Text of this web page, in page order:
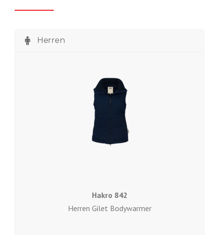
Herren
Hakro 842
Herren Gilet Bodywarmer